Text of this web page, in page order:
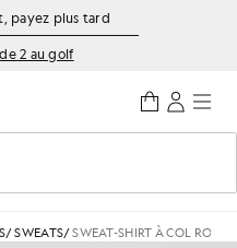
payez plus tard
2 au golf
/SWEATS/SWEAT-SHIRT À COL ROND